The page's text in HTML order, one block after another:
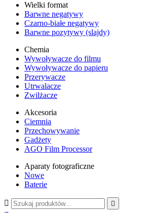
Wielki format
Barwne negatywy
Czarno-białe negatywy
Barwne pozytywy (slajdy)
Chemia
Wywoływacze do filmu
Wywoływacze do papieru
Przerywacze
Utrwalacze
Zwilżacze
Akcesoria
Ciemnia
Przechowywanie
Gadżety
AGO Film Processor
Aparaty fotograficzne
Nowe
Baterie
 